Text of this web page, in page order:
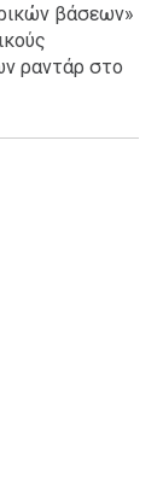
βάσεων»
ραντάρ στο